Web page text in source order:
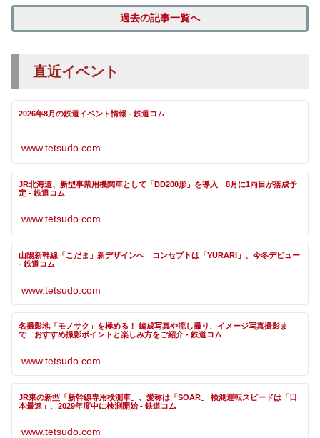
過去の記事一覧へ
直近イベント
2026年8月の鉄道イベント情報 - 鉄道コム
www.tetsudo.com
JR北海道、新型事業用機関車として「DD200形」を導入 8月に1両目が落成予
定 - 鉄道コム
www.tetsudo.com
山陽新幹線「こだま」新デザインへ コンセプトは「YURARI」、今冬デビュー
- 鉄道コム
www.tetsudo.com
名撮影地「モノサク」を極める！ 編成写真や流し撮り、イメージ写真撮影ま
で おすすめ撮影ポイントと楽しみ方をご紹介 - 鉄道コム
www.tetsudo.com
JR東の新型「新幹線専用検測車」、愛称は「SOAR」 検測運転スピードは「日
本最速」、2029年度中に検測開始 - 鉄道コム
www.tetsudo.com